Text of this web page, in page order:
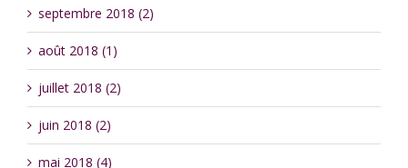
septembre 2018 (2)
août 2018 (1)
juillet 2018 (2)
juin 2018 (2)
mai 2018 (4)